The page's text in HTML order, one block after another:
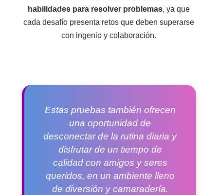
habilidades para resolver problemas, ya que
cada desafío presenta retos que deben superarse
con ingenio y colaboración.
Estas pruebas también ofrecen
una oportunidad de
desconectar de la rutina diaria y
disfrutar de un tiempo de
calidad con amigos y seres
queridos, en un ambiente lleno
de diversión y camaradería.